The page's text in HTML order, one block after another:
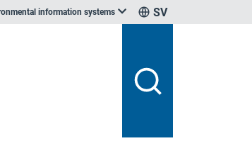
information systems SV